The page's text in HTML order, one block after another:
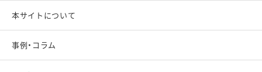
本サイトについて
事例・コラム